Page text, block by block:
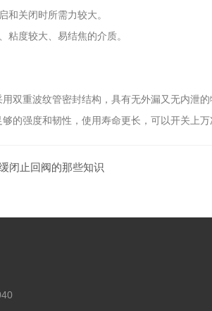
和关闭时所需力较大。
粘度较大、易结焦的介质。
用双重波纹管密封结构，具有无外漏又无内泄
的强度和韧性，使用寿命更长，可以开关上万
闭止回阀的那些知识